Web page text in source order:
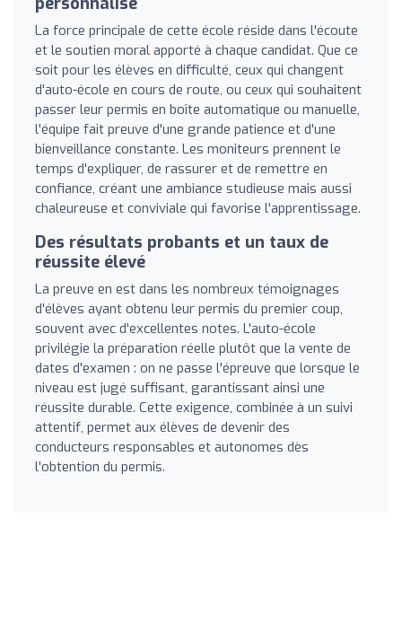
La force principale de cette école réside dans l'écoute
et le soutien moral apporté à chaque candidat. Que ce
soit pour les élèves en difficulté, ceux qui changent
d'auto-école en cours de route, ou ceux qui souhaitent
passer leur permis en boîte automatique ou manuelle,
l'équipe fait preuve d'une grande patience et d'une
bienveillance constante. Les moniteurs prennent le
temps d'expliquer, de rassurer et de remettre en
confiance, créant une ambiance studieuse mais aussi
chaleureuse et conviviale qui favorise l'apprentissage.
Des résultats probants et un taux de
réussite élevé
La preuve en est dans les nombreux témoignages
d'élèves ayant obtenu leur permis du premier coup,
souvent avec d'excellentes notes. L'auto-école
privilégie la préparation réelle plutôt que la vente de
dates d'examen : on ne passe l'épreuve que lorsque le
niveau est jugé suffisant, garantissant ainsi une
réussite durable. Cette exigence, combinée à un suivi
attentif, permet aux élèves de devenir des
conducteurs responsables et autonomes dès
l'obtention du permis.